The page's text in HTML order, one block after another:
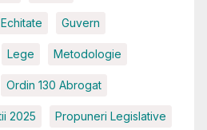
Echitate Guvern
Lege Metodologie
Ordin 130 Abrogat
2025 Propuneri Legislative